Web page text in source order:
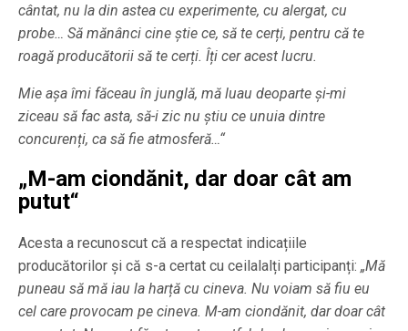
cântat, nu la din astea cu experimente, cu alergat, cu
probe… Să mănânci cine știe ce, să te cerți, pentru că te
roagă producătorii să te cerți. Îți cer acest lucru.
Mie așa îmi făceau în junglă, mă luau deoparte și-mi
ziceau să fac asta, să-i zic nu știu ce unuia dintre
concurenți, ca să fie atmosferă…“
„M-am ciondănit, dar doar cât am
putut“
Acesta a recunoscut că a respectat indicațiile
producătorilor și că s-a certat cu ceilalalți participanți: „Mă
puneau să mă iau la harță cu cineva. Nu voiam să fiu eu
cel care provocam pe cineva. M-am ciondănit, dar doar cât